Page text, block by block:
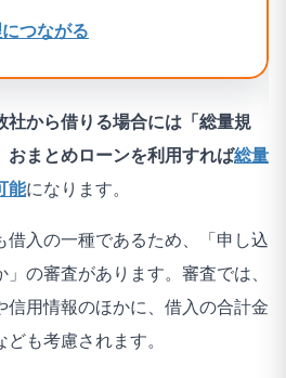
つながる
社から借りる場合には「総量規
おまとめローンを利用すれば総量
能になります。
借入の一種であるため、「申し込
の審査があります。審査では、
信用情報のほかに、借入の合計金
も考慮されます。